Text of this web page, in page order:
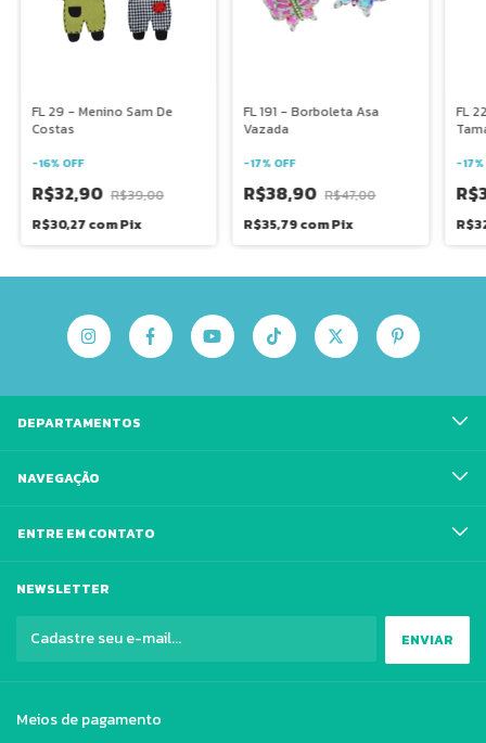
FL 29 - Menino Sam De
Costas
-16% OFF
R$32,90 R$39,00
R$30,27comPix
FL 191 - Borboleta Asa
Vazada
-17% OFF
R$38,90 R$47,00
R$35,79comPix
FL
-17%
DEPARTAMENTOS
NAVEGAÇÃO
ENTRE EM CONTATO
NEWSLETTER
Meios de pagamento